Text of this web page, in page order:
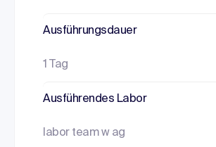
Ausführungsdauer
1 Tag
Ausführendes Labor
labor team w ag